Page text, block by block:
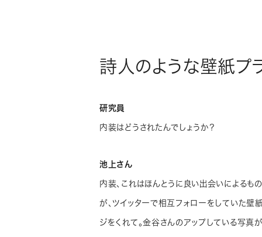
詩人のような壁紙プ
研究員
内装はどうされたんでしょうか？
池上さん
内装、これはほんとうに良い出会いによるも
が、ツイッターで相互フォローをしていた壁
ジをくれて。金谷さんのアップしている写真